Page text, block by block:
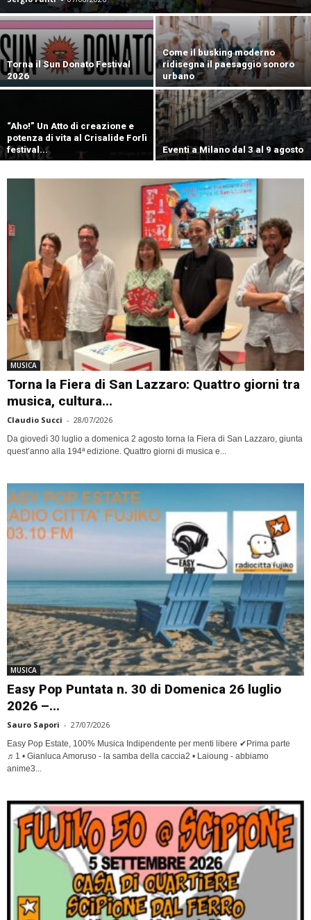
Torna il Sun Donato Festival
2026
Come il busking moderno
ridisegna il paesaggio sonoro
urbano
“Aho!” Un Atto di creazione e
potenza di vita al Crisalide Forlì
festival...
Eventi a Milano dal 3 al 9 agosto
MUSICA
Torna la Fiera di San Lazzaro: Quattro giorni tra
musica, cultura...
Claudio Succi - 28/07/2026
Da giovedì 30 luglio a domenica 2 agosto torna la Fiera di San Lazzaro, giunta
quest’anno alla 194ª edizione. Quattro giorni di musica e...
MUSICA
Easy Pop Puntata n. 30 di Domenica 26 luglio
2026 –...
Sauro Sapori - 27/07/2026
Easy Pop Estate, 100% Musica Indipendente per menti libere ✔Prima parte
♬1 • Gianluca Amoruso - la samba della caccia2 • Laioung - abbiamo
anime3...